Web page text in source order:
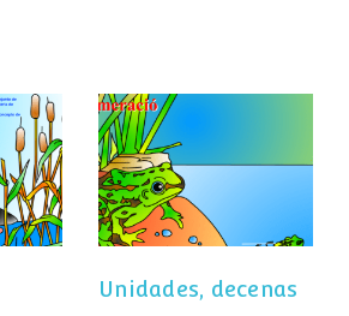
Unidades,
decenas
Unidades, decenas